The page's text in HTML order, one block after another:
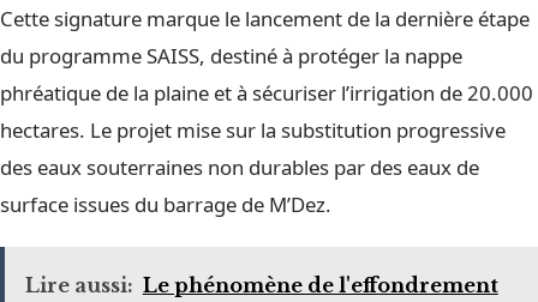
Cette signature marque le lancement de la dernière étape
du programme SAISS, destiné à protéger la nappe
phréatique de la plaine et à sécuriser l’irrigation de 20.000
hectares. Le projet mise sur la substitution progressive
des eaux souterraines non durables par des eaux de
surface issues du barrage de M’Dez.
Lire aussi: Le phénomène de l'effondrement